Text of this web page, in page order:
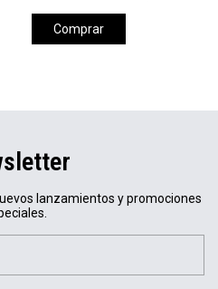
Comprar
lanzamientos y promociones